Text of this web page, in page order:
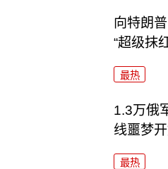
向特朗
“超级抹
最热
1.3万俄
线噩梦
最热